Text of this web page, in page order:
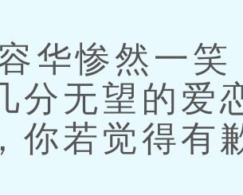
惨然一笑
分无望的爱
你若觉得有